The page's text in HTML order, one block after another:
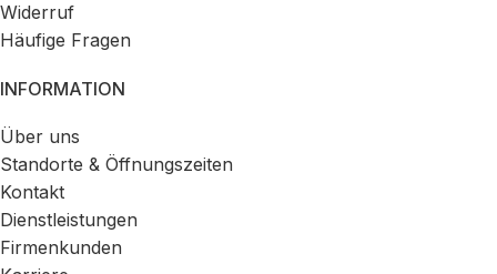
Widerruf
Häufige Fragen
INFORMATION
Über uns
Standorte & Öffnungszeiten
Kontakt
Dienstleistungen
Firmenkunden